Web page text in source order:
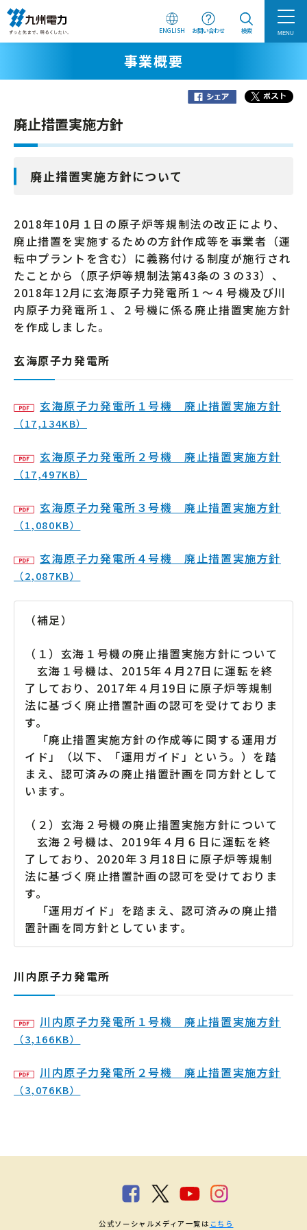
ENGLISH お問い合わせ 検索 MENU
事業概要
廃止措置実施方針
廃止措置実施方針について
2018年10月１日の原子炉等規制法の改正により、
廃止措置を実施するための方針作成等を事業者（運
転中プラントを含む）に義務付ける制度が施行され
たことから（原子炉等規制法第43条の３の33）、
2018年12月に玄海原子力発電所１～４号機及び川
内原子力発電所１、２号機に係る廃止措置実施方針
を作成しました。
玄海原子力発電所
玄海原子力発電所１号機 廃止措置実施方針
（17,134KB）
玄海原子力発電所２号機 廃止措置実施方針
（17,497KB）
玄海原子力発電所３号機 廃止措置実施方針
（1,080KB）
玄海原子力発電所４号機 廃止措置実施方針
（2,087KB）
（補足）
（１）玄海１号機の廃止措置実施方針について
玄海１号機は、2015年４月27日に運転を終
了しており、2017年４月19日に原子炉等規制
法に基づく廃止措置計画の認可を受けておりま
す。
「廃止措置実施方針の作成等に関する運用ガ
イド」（以下、「運用ガイド」という。）を踏
まえ、認可済みの廃止措置計画を同方針として
います。
（２）玄海２号機の廃止措置実施方針について
玄海２号機は、2019年４月６日に運転を終
了しており、2020年３月18日に原子炉等規制
法に基づく廃止措置計画の認可を受けておりま
す。
「運用ガイド」を踏まえ、認可済みの廃止措
置計画を同方針としています。
川内原子力発電所
川内原子力発電所１号機 廃止措置実施方針
（3,166KB）
川内原子力発電所２号機 廃止措置実施方針
（3,076KB）
公式ソーシャルメディア一覧は こちら